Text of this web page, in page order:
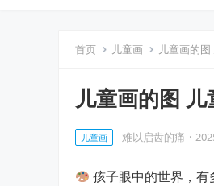
首页 儿童画 儿童画的
儿童画的图
儿童画 难以启齿的痛 ·
孩子眼中的世界，